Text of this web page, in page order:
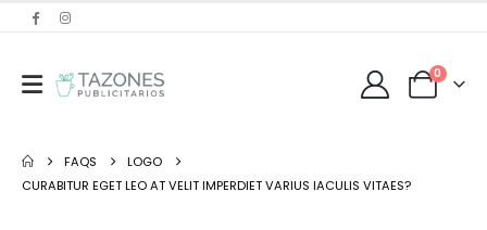
0
FAQS
LOGO
CURABITUR EGET LEO AT VELIT IMPERDIET VARIUS IACULIS VITAES?